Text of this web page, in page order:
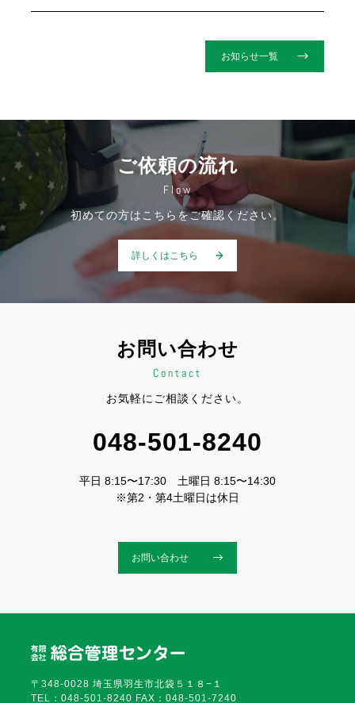
お知らせ一覧
ご依頼の流れ
Flow
初めての方はこちらをご確認ください。
詳しくはこちら
お問い合わせ
Contact
お気軽にご相談ください。
お問い合わせ
048-501-8240
平日 8:15〜17:30 土曜日 8:15〜14:30
※第2・第4土曜日は休日
〒348-0028 埼玉県羽生市北袋５１８−１
TEL：048-501-8240 FAX：048-501-7240